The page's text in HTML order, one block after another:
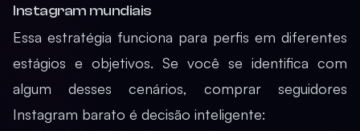
Instagram mundiais
Essa estratégia funciona para perfis em diferentes
estágios e objetivos. Se você se identifica com
algum desses cenários, comprar seguidores
Instagram barato é decisão inteligente: